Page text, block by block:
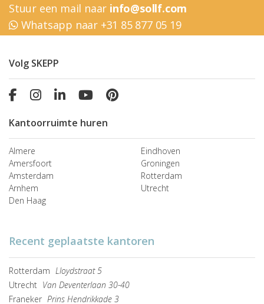
Stuur een mail naar info@sollf.com
Whatsapp naar +31 85 877 05 19
Volg SKEPP
Kantoorruimte huren
Almere
Amersfoort
Amsterdam
Arnhem
Den Haag
Eindhoven
Groningen
Rotterdam
Utrecht
Recent geplaatste kantoren
Rotterdam Lloydstraat 5
Utrecht Van Deventerlaan 30-40
Franeker Prins Hendrikkade 3